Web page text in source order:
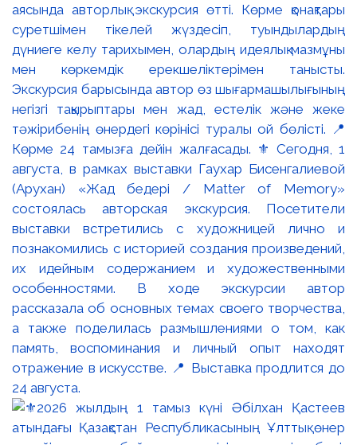
аясында авторлық экскурсия өтті. Көрме қонақтары
суретшімен тікелей жүздесіп, туындылардың
дүниеге келу тарихымен, олардың идеялық мазмұны
мен көркемдік ерекшеліктерімен танысты.
Экскурсия барысында автор өз шығармашылығының
негізгі тақырыптары мен жад, естелік және жеке
тәжірибенің өнердегі көрінісі туралы ой бөлісті. 📍
Көрме 24 тамызға дейін жалғасады. ⚜️ Сегодня, 1
августа, в рамках выставки Гаухар Бисенгалиевой
(Арухан) «Жад бедері / Matter of Memory»
состоялась авторская экскурсия. Посетители
выставки встретились с художницей лично и
познакомились с историей создания произведений,
их идейным содержанием и художественными
особенностями. В ходе экскурсии автор
рассказала об основных темах своего творчества,
а также поделилась размышлениями о том, как
память, воспоминания и личный опыт находят
отражение в искусстве. 📍 Выставка продлится до
24 августа.